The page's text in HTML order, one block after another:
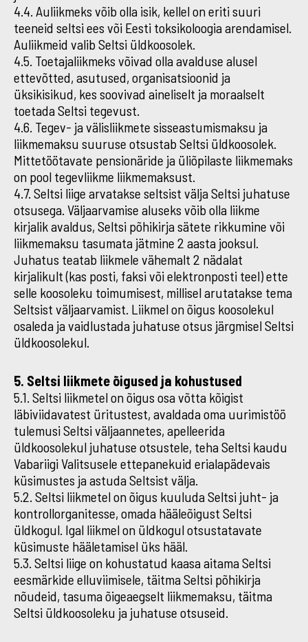
4.4. Auliikmeks võib olla isik, kellel on eriti suuri
teeneid seltsi ees või Eesti toksikoloogia arendamisel.
Auliikmeid valib Seltsi üldkoosolek.
4.5. Toetajaliikmeks võivad olla avalduse alusel
ettevõtted, asutused, organisatsioonid ja
üksikisikud, kes soovivad aineliselt ja moraalselt
toetada Seltsi tegevust.
4.6. Tegev- ja välisliikmete sisseastumismaksu ja
liikmemaksu suuruse otsustab Seltsi üldkoosolek.
Mittetöötavate pensionäride ja üliõpilaste liikmemaks
on pool tegevliikme liikmemaksust.
4.7. Seltsi liige arvatakse seltsist välja Seltsi juhatuse
otsusega. Väljaarvamise aluseks võib olla liikme
kirjalik avaldus, Seltsi põhikirja sätete rikkumine või
liikmemaksu tasumata jätmine 2 aasta jooksul.
Juhatus teatab liikmele vähemalt 2 nädalat
kirjalikult (kas posti, faksi või elektronposti teel) ette
selle koosoleku toimumisest, millisel arutatakse tema
Seltsist väljaarvamist. Liikmel on õigus koosolekul
osaleda ja vaidlustada juhatuse otsus järgmisel Seltsi
üldkoosolekul.
5. Seltsi liikmete õigused ja kohustused
5.1. Seltsi liikmetel on õigus osa võtta kõigist
läbiviidavatest üritustest, avaldada oma uurimistöö
tulemusi Seltsi väljaannetes, apelleerida
üldkoosolekul juhatuse otsustele, teha Seltsi kaudu
Vabariigi Valitsusele ettepanekuid erialapädevais
küsimustes ja astuda Seltsist välja.
5.2. Seltsi liikmetel on õigus kuuluda Seltsi juht- ja
kontrollorganitesse, omada hääleõigust Seltsi
üldkogul. Igal liikmel on üldkogul otsustatavate
küsimuste hääletamisel üks hääl.
5.3. Seltsi liige on kohustatud kaasa aitama Seltsi
eesmärkide elluviimisele, täitma Seltsi põhikirja
nõudeid, tasuma õigeaegselt liikmemaksu, täitma
Seltsi üldkoosoleku ja juhatuse otsuseid.